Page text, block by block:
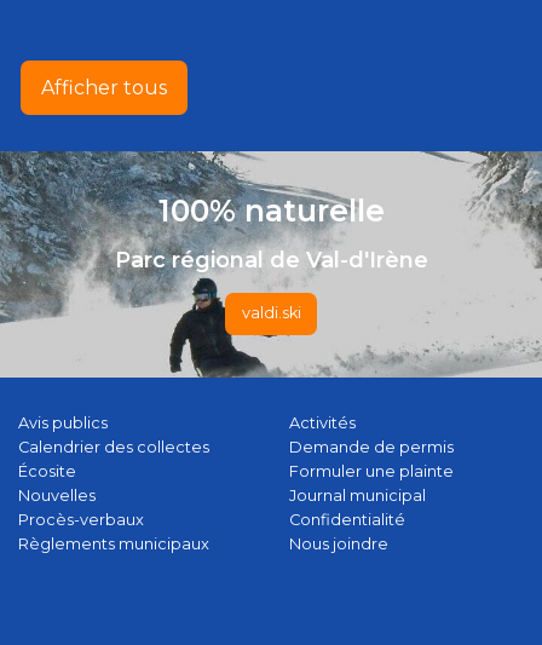
Afficher tous
100% naturelle
Parc régional de Val-d'Irène
valdi.ski
Avis publics
Calendrier des collectes
Écosite
Nouvelles
Procès-verbaux
Règlements municipaux
Activités
Demande de permis
Formuler une plainte
Journal municipal
Confidentialité
Nous joindre